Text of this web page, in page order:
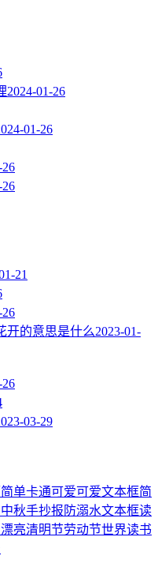
2024-01-26
01-26
26
26
21
26
开的意思是什么2023-01-
26
03-29
简单卡通可爱可爱文本框简
中秋手抄报 防溺水文本框读
漂亮清明节劳动节世界读书